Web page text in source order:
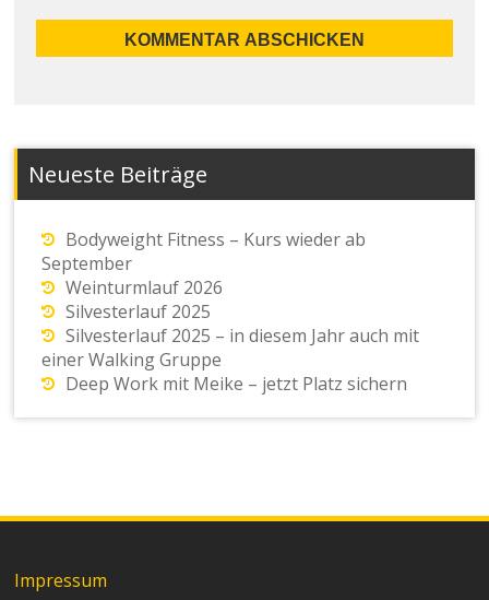
Neueste Beiträge
Bodyweight Fitness – Kurs wieder ab
September
Weinturmlauf 2026
Silvesterlauf 2025
Silvesterlauf 2025 – in diesem Jahr auch mit
einer Walking Gruppe
Deep Work mit Meike – jetzt Platz sichern
Impressum